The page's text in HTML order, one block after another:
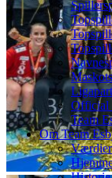
Official
Team
Om Team
Værdier